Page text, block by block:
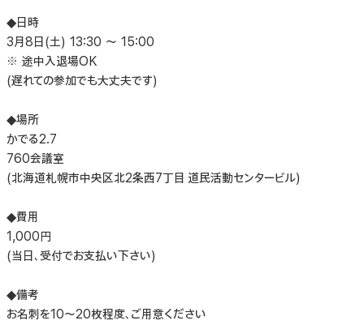
◆日時
3月8日(土) 13:30 ～ 15:00
※ 途中入退場OK
(遅れての参加でも大丈夫です)
◆場所
かでる2.7
760会議室
(北海道札幌市中央区北2条西7丁目 道民活動センタービル)
◆費用
1,000円
(当日、受付でお支払い下さい)
◆備考
お名刺を10～20枚程度、ご用意ください